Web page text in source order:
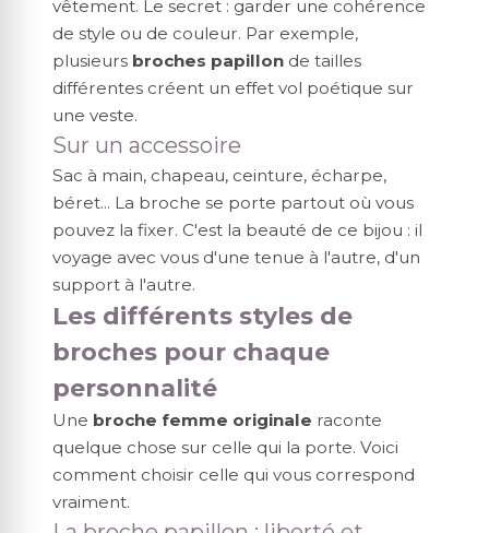
vêtement. Le secret : garder une cohérence
de style ou de couleur. Par exemple,
plusieurs broches papillon de tailles
différentes créent un effet vol poétique sur
une veste.
Sur un accessoire
Sac à main, chapeau, ceinture, écharpe,
béret... La broche se porte partout où vous
pouvez la fixer. C'est la beauté de ce bijou : il
voyage avec vous d'une tenue à l'autre, d'un
support à l'autre.
Les différents styles de
broches pour chaque
personnalité
Une broche femme originale raconte
quelque chose sur celle qui la porte. Voici
comment choisir celle qui vous correspond
vraiment.